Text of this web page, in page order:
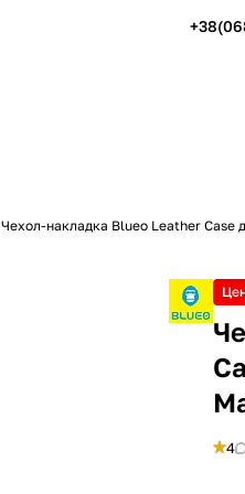
Чехол-накладка Blueo Leather Case
4